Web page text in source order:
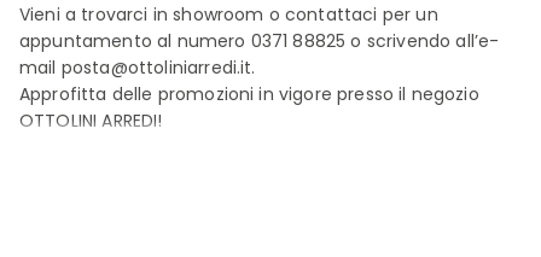
Vieni a trovarci in showroom o contattaci per un
appuntamento al numero 0371 88825 o scrivendo all’e-
mail posta@ottoliniarredi.it.
Approfitta delle promozioni in vigore presso il negozio
OTTOLINI ARREDI!